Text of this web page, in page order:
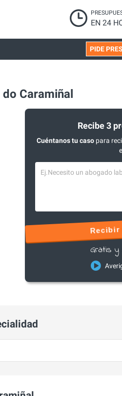
EN 24
PIDE
Caramiñal
Recibe 3
Cuéntanos tu casopara
Gratis y